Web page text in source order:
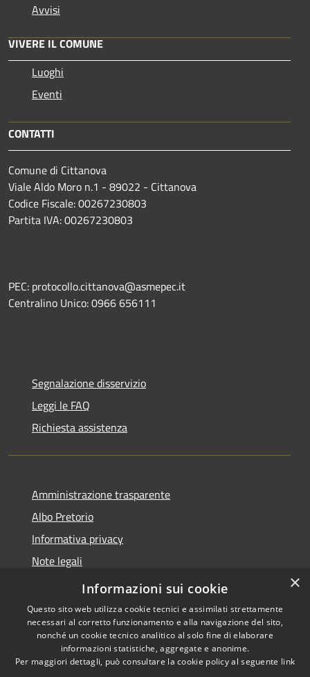
Avvisi
VIVERE IL COMUNE
Luoghi
Eventi
CONTATTI
Comune di Cittanova
Viale Aldo Moro n.1 - 89022 - Cittanova
Codice Fiscale: 00267230803
Partita IVA: 00267230803
PEC: protocollo.cittanova@asmepec.it
Centralino Unico: 0966 656111
Segnalazione disservizio
Leggi le FAQ
Richiesta assistenza
Amministrazione trasparente
Albo Pretorio
Informativa privacy
Note legali
Dichiarazione di accessibilità
Accessibilità
Copyright © 2026 • Comune di
Cittanova • Powered by
×
Informazioni sui cookie
Questo sito web utilizza cookie tecnici e assimilati strettamente
necessari al corretto funzionamento e alla navigazione del sito,
nonché un cookie tecnico analitico al solo fine di elaborare
informazioni statistiche, aggregate e anonime.
Per maggiori dettagli, può consultare la cookie policy al seguente link